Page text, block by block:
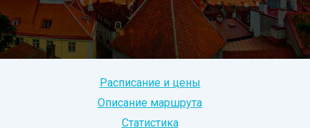
Расписание и цены
Описание маршрута
Статистика